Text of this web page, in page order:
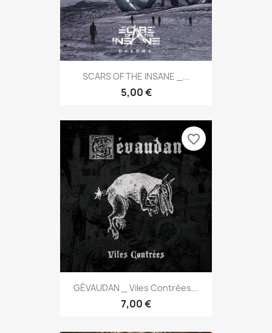
SCARS OF THE INSANE _...
5,00 €
GÉVAUDAN _ Viles Contrées...
7,00 €
favorite_border